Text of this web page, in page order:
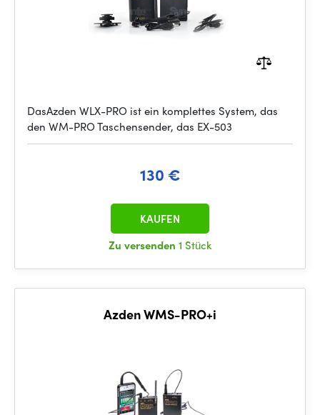
DasAzden WLX-PRO ist ein komplettes System, das
den WM-PRO Taschensender, das EX-503
130 €
Zu versenden 1 Stück
KAUFEN
Azden WMS-PRO+i